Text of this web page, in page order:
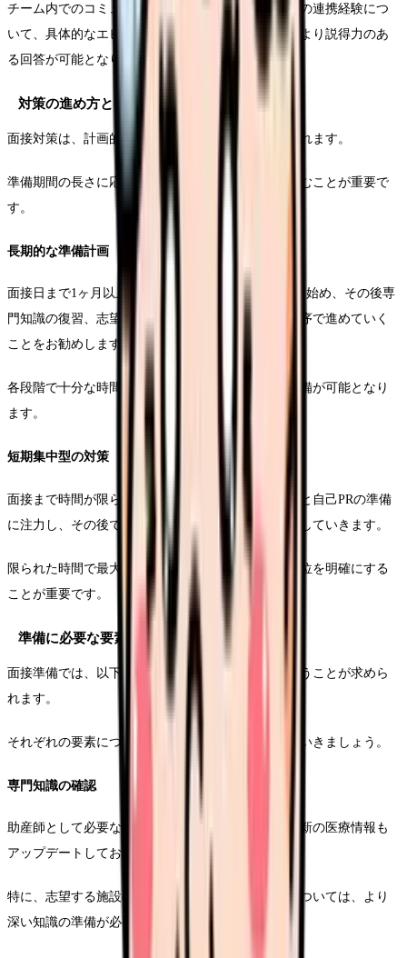
チーム内でのコミュニケーション能力や、他職種との連携経験につ
いて、具体的なエピソードを準備しておくことで、より説得力のあ
る回答が可能となります。
対策の進め方と時間配分
面接対策は、計画的に進めることで効果が最大化されます。
準備期間の長さに応じて、優先順位をつけて取り組むことが重要で
す。
長期的な準備計画
面接日まで1ヶ月以上ある場合は、まず自己分析から始め、その後専
門知識の復習、志望動機の整理、面接練習という順序で進めていく
ことをお勧めします。
各段階で十分な時間を確保することで、より深い準備が可能となり
ます。
短期集中型の対策
面接まで時間が限られている場合は、まず志望動機と自己PRの準備
に注力し、その後で予想される質問への回答を準備していきます。
限られた時間で最大の効果を得るためには、優先順位を明確にする
ことが重要です。
準備に必要な要素
面接準備では、以下の要素について十分な対策を行うことが求めら
れます。
それぞれの要素について、具体的な準備方法を見ていきましょう。
専門知識の確認
助産師として必要な専門知識を体系的に整理し、最新の医療情報も
アップデートしておくことが重要です。
特に、志望する施設の特徴や強みに関連する分野については、より
深い知識の準備が必要です。